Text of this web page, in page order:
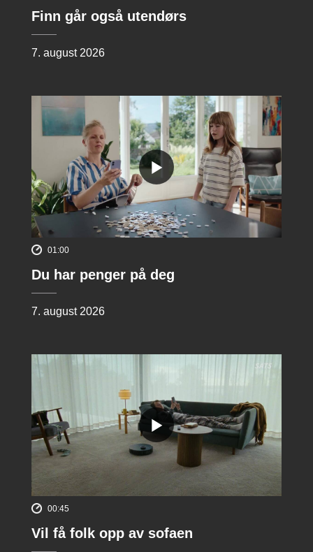
Finn går også utendørs
7. august 2026
01:00
Du har penger på deg
7. august 2026
00:45
Vil få folk opp av sofaen